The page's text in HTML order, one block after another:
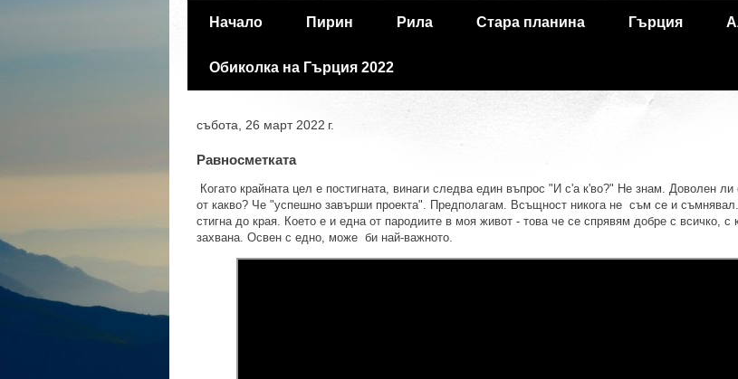
Начало Пирин Рила Стара планина Гърция
Обиколка на Гърция 2022
събота, 26 март 2022 г.
Равносметката
Когато крайната цел е постигната, винаги следва един въпрос "И с'а к'во?" Не знам. Доволен
от какво? Че "успешно завърши проекта". Предполагам. Всъщност никога не съм се и
стигна до края. Което е и една от пародиите в моя живот - това че се спрявям добре с всичко, с
захвана. Освен с едно, може би най-важното.